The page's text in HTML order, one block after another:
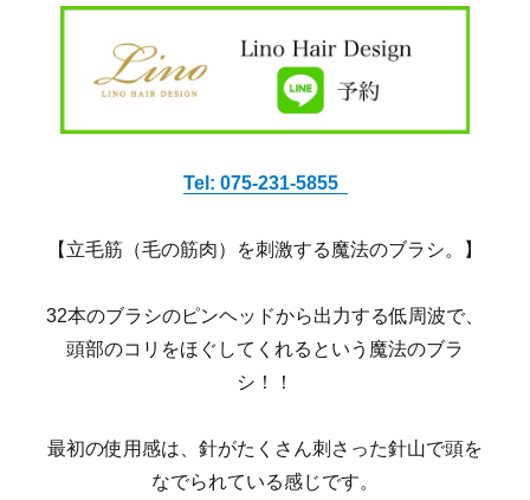
Tel: 075-231-5855
【立毛筋（毛の筋肉）を刺激する魔法のブラシ。】
32本のブラシのピンヘッドから出力する低周波で、
頭部のコリをほぐしてくれるという魔法のブラ
シ！！
最初の使用感は、針がたくさん刺さった針山で頭を
なでられている感じです。